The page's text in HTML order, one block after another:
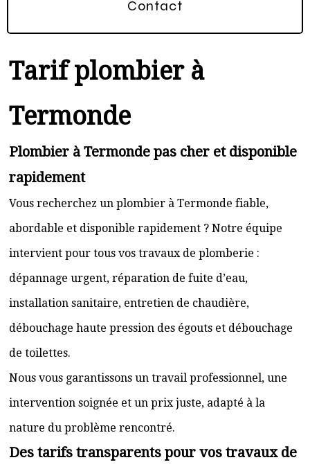
Contact
Tarif plombier à
Termonde
Plombier à Termonde pas cher et disponible
rapidement
Vous recherchez un plombier à Termonde fiable,
abordable et disponible rapidement ? Notre équipe
intervient pour tous vos travaux de plomberie :
dépannage urgent, réparation de fuite d’eau,
installation sanitaire, entretien de chaudière,
débouchage haute pression des égouts et débouchage
de toilettes.
Nous vous garantissons un travail professionnel, une
intervention soignée et un prix juste, adapté à la
nature du problème rencontré.
Des tarifs transparents pour vos travaux de